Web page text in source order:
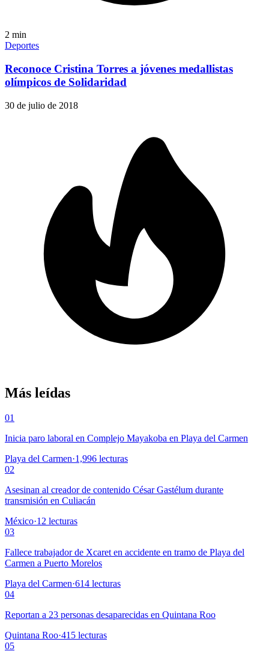
2 min
Deportes
Reconoce Cristina Torres a jóvenes medallistas
olímpicos de Solidaridad
30 de julio de 2018
Más leídas
01
Inicia paro laboral en Complejo Mayakoba en Playa del Carmen
Playa del Carmen·1,996 lecturas
02
Asesinan al creador de contenido César Gastélum durante
transmisión en Culiacán
México·12 lecturas
03
Fallece trabajador de Xcaret en accidente en tramo de Playa del
Carmen a Puerto Morelos
Playa del Carmen·614 lecturas
04
Reportan a 23 personas desaparecidas en Quintana Roo
Quintana Roo·415 lecturas
05